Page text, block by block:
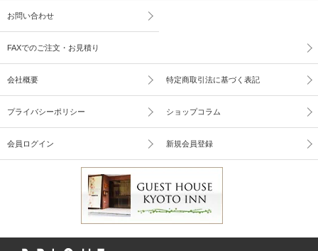
お問い合わせ
FAXでのご注文・お見積り
会社概要 特定商取引法に基づく表記
プライバシーポリシー ショップコラム
会員ログイン 新規会員登録